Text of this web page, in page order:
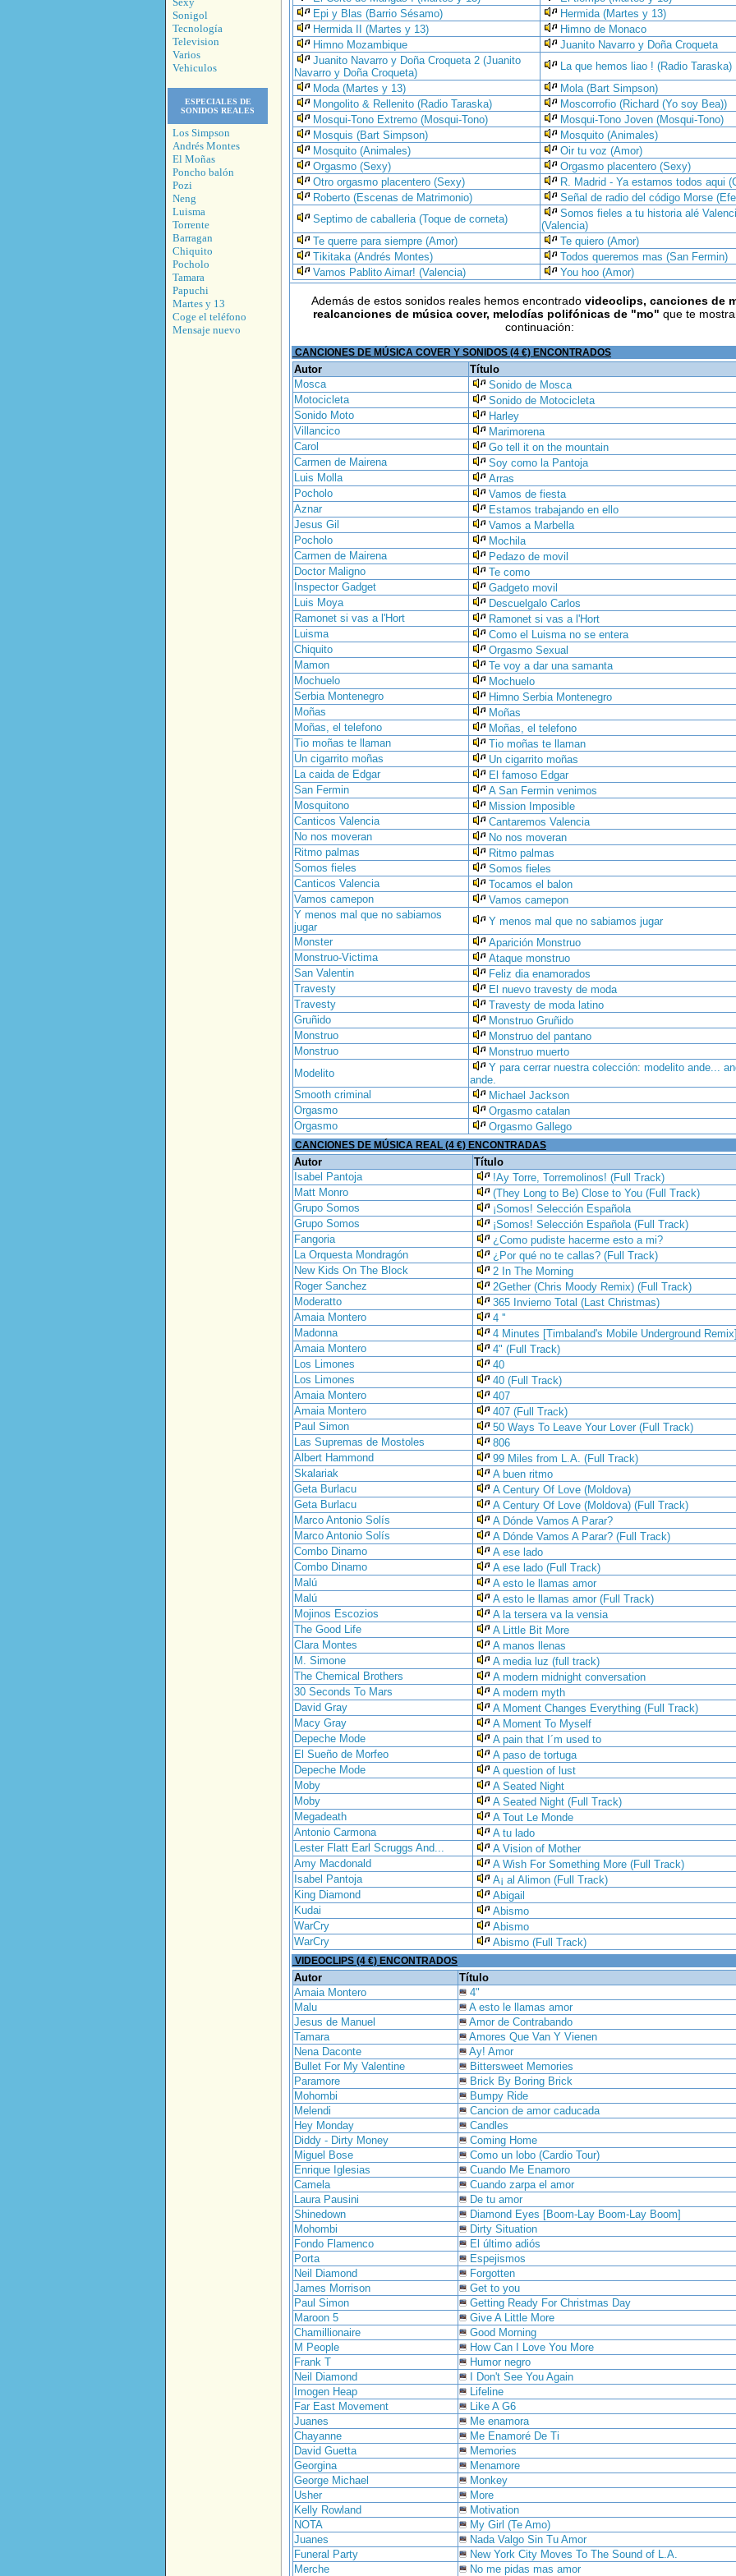
Sonigol
Tecnología
Television
Varios
Vehiculos
ESPECIALES DE
SONIDOS REALES
Los Simpson
Andrés Montes
El Moñas
Poncho balón
Pozi
Neng
Luisma
Torrente
Barragan
Chiquito
Pocholo
Tamara
Papuchi
Martes y 13
Coge el teléfono
Mensaje nuevo
Epi y Blas (Barrio Sésamo)
Hermida (Martes y 13)
Hermida II (Martes y 13)
Himno de Monaco
Himno Mozambique
Juanito Navarro y Doña Croqueta
Juanito Navarro y Doña Croqueta 2 (Juanito
Navarro y Doña Croqueta)
La que hemos liao ! (Radio Taraska)
Moda (Martes y 13)
Mola (Bart Simpson)
Mongolito & Rellenito (Radio Taraska)
Moscorrofio (Richard (Yo soy Bea))
Mosqui-Tono Extremo (Mosqui-Tono)
Mosqui-Tono Joven (Mosqui-Tono)
Mosquis (Bart Simpson)
Mosquito (Animales)
Mosquito (Animales)
Oir tu voz (Amor)
Orgasmo (Sexy)
Orgasmo placentero (Sexy)
Otro orgasmo placentero (Sexy)
R. Madrid - Ya estamos todos aqui
Roberto (Escenas de Matrimonio)
Señal de radio del código Morse
Septimo de caballeria (Toque de corneta)
Somos fieles a tu historia alé
(Valencia)
Te querre para siempre (Amor)
Te quiero (Amor)
Tikitaka (Andrés Montes)
Todos queremos mas (San Fermin)
Vamos Pablito Aimar! (Valencia)
You hoo (Amor)
Además de estos sonidos reales hemos encontrado videoclips, canciones de
realcanciones de música cover, melodías polifónicas de"mo" que te
continuación:
CANCIONES DE MÚSICA COVER Y SONIDOS (4 €) ENCONTRADOS
Autor
Título
Mosca
Sonido de Mosca
Motocicleta
Sonido de Motocicleta
Sonido Moto
Harley
Villancico
Marimorena
Carol
Go tell it on the mountain
Carmen de Mairena
Soy como la Pantoja
Luis Molla
Arras
Pocholo
Vamos de fiesta
Aznar
Estamos trabajando en ello
Jesus Gil
Vamos a Marbella
Pocholo
Mochila
Carmen de Mairena
Pedazo de movil
Doctor Maligno
Te como
Inspector Gadget
Gadgeto movil
Luis Moya
Descuelgalo Carlos
Ramonet si vas a l'Hort
Ramonet si vas a l'Hort
Luisma
Como el Luisma no se entera
Chiquito
Orgasmo Sexual
Mamon
Te voy a dar una samanta
Mochuelo
Mochuelo
Serbia Montenegro
Himno Serbia Montenegro
Moñas
Moñas
Moñas, el telefono
Moñas, el telefono
Tio moñas te llaman
Tio moñas te llaman
Un cigarrito moñas
Un cigarrito moñas
La caida de Edgar
El famoso Edgar
San Fermin
A San Fermin venimos
Mosquitono
Mission Imposible
Canticos Valencia
Cantaremos Valencia
No nos moveran
No nos moveran
Ritmo palmas
Ritmo palmas
Somos fieles
Somos fieles
Canticos Valencia
Tocamos el balon
Vamos camepon
Vamos camepon
Y menos mal que no sabiamos
jugar
Y menos mal que no sabiamos jugar
Monster
Aparición Monstruo
Monstruo-Victima
Ataque monstruo
San Valentin
Feliz dia enamorados
Travesty
El nuevo travesty de moda
Travesty
Travesty de moda latino
Gruñido
Monstruo Gruñido
Monstruo
Monstruo del pantano
Monstruo
Monstruo muerto
Modelito
Y para cerrar nuestra colección: modelito ande...
ande.
Smooth criminal
Michael Jackson
Orgasmo
Orgasmo catalan
Orgasmo
Orgasmo Gallego
CANCIONES DE MÚSICA REAL (4 €) ENCONTRADAS
Autor
Título
Isabel Pantoja
!Ay Torre, Torremolinos! (Full Track)
Matt Monro
(They Long to Be) Close to You (Full Track)
Grupo Somos
¡Somos! Selección Española
Grupo Somos
¡Somos! Selección Española (Full Track)
Fangoria
¿Como pudiste hacerme esto a mi?
La Orquesta Mondragón
¿Por qué no te callas? (Full Track)
New Kids On The Block
2 In The Morning
Roger Sanchez
2Gether (Chris Moody Remix) (Full Track)
Moderatto
365 Invierno Total (Last Christmas)
Amaia Montero
4 ''
Madonna
4 Minutes [Timbaland's Mobile Underground
Amaia Montero
4" (Full Track)
Los Limones
40
Los Limones
40 (Full Track)
Amaia Montero
407
Amaia Montero
407 (Full Track)
Paul Simon
50 Ways To Leave Your Lover (Full Track)
Las Supremas de Mostoles
806
Albert Hammond
99 Miles from L.A. (Full Track)
Skalariak
A buen ritmo
Geta Burlacu
A Century Of Love (Moldova)
Geta Burlacu
A Century Of Love (Moldova) (Full Track)
Marco Antonio Solís
A Dónde Vamos A Parar?
Marco Antonio Solís
A Dónde Vamos A Parar? (Full Track)
Combo Dinamo
A ese lado
Combo Dinamo
A ese lado (Full Track)
Malú
A esto le llamas amor
Malú
A esto le llamas amor (Full Track)
Mojinos Escozios
A la tersera va la vensia
The Good Life
A Little Bit More
Clara Montes
A manos llenas
M. Simone
A media luz (full track)
The Chemical Brothers
A modern midnight conversation
30 Seconds To Mars
A modern myth
David Gray
A Moment Changes Everything (Full Track)
Macy Gray
A Moment To Myself
Depeche Mode
A pain that I´m used to
El Sueño de Morfeo
A paso de tortuga
Depeche Mode
A question of lust
Moby
A Seated Night
Moby
A Seated Night (Full Track)
Megadeath
A Tout Le Monde
Antonio Carmona
A tu lado
Lester Flatt Earl Scruggs And...
A Vision of Mother
Amy Macdonald
A Wish For Something More (Full Track)
Isabel Pantoja
A¡ al Alimon (Full Track)
King Diamond
Abigail
Kudai
Abismo
WarCry
Abismo
WarCry
Abismo (Full Track)
VIDEOCLIPS (4 €) ENCONTRADOS
Autor
Título
Amaia Montero
4"
Malu
A esto le llamas amor
Jesus de Manuel
Amor de Contrabando
Tamara
Amores Que Van Y Vienen
Nena Daconte
Ay! Amor
Bullet For My Valentine
Bittersweet Memories
Paramore
Brick By Boring Brick
Mohombi
Bumpy Ride
Melendi
Cancion de amor caducada
Hey Monday
Candles
Diddy - Dirty Money
Coming Home
Miguel Bose
Como un lobo (Cardio Tour)
Enrique Iglesias
Cuando Me Enamoro
Camela
Cuando zarpa el amor
Laura Pausini
De tu amor
Shinedown
Diamond Eyes [Boom-Lay Boom-Lay Boom]
Mohombi
Dirty Situation
Fondo Flamenco
El último adiós
Porta
Espejismos
Neil Diamond
Forgotten
James Morrison
Get to you
Paul Simon
Getting Ready For Christmas Day
Maroon 5
Give A Little More
Chamillionaire
Good Morning
M People
How Can I Love You More
Frank T
Humor negro
Neil Diamond
I Don't See You Again
Imogen Heap
Lifeline
Far East Movement
Like A G6
Juanes
Me enamora
Chayanne
Me Enamoré De Ti
David Guetta
Memories
Georgina
Menamore
George Michael
Monkey
Usher
More
Kelly Rowland
Motivation
NOTA
My Girl (Te Amo)
Juanes
Nada Valgo Sin Tu Amor
Funeral Party
New York City Moves To The Sound of L.A.
Merche
No me pidas mas amor